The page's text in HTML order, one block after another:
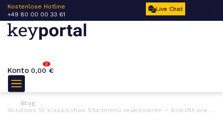
Kostenlose Hotline
+49 80 00 00 33 61
Live Chat
Konto
0
0,00 €
Blog
Windows 10 klassisches Startmenü reaktivieren – Ansicht wie in Windows 7!